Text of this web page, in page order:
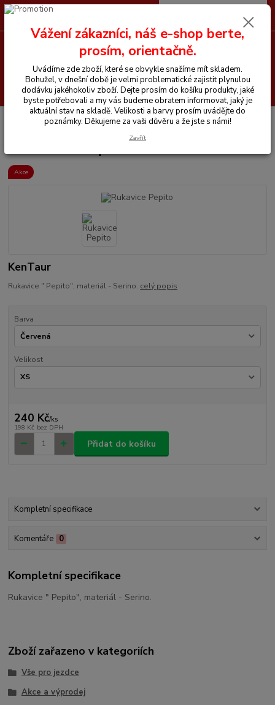
Hledat
+420 605 255 500 0 Kč
Vše pro jezdce Rukavice Rukavice Pepito
Akce
KenTaur
Rukavice " Pepito", materiál - Serino. celý popis
Barva
Velikost
240 Kč/ks
198 Kč bez DPH
Přidat do košíku
Kompletní specifikace
Komentáře 0
Kompletní specifikace
Rukavice " Pepito", materiál - Serino.
Zboží zařazeno v kategoriích
Vše pro jezdce
Akce a výprodej
Vážení zákazníci, náš e-shop berte,
prosím, orientačně.
Uvádíme zde zboží, které se obvykle snažíme mít skladem.
Bohužel, v dnešní době je velmi problematické zajistit plynulou
dodávku jakéhokoliv zboží. Dejte prosím do košíku produkty, jaké
byste potřebovali a my vás budeme obratem informovat, jaký je
aktuální stav na skladě. Velikosti a barvy prosím uvádějte do
poznámky. Děkujeme za vaši důvěru a že jste s námi!
Zavřít